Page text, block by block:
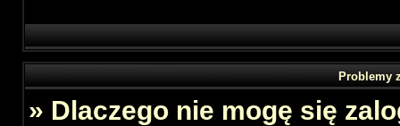
Problemy
» Dlaczego nie mogę się